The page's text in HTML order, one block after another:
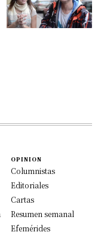
OPINION
Columnistas
Editoriales
Cartas
Resumen semanal
Efemérides